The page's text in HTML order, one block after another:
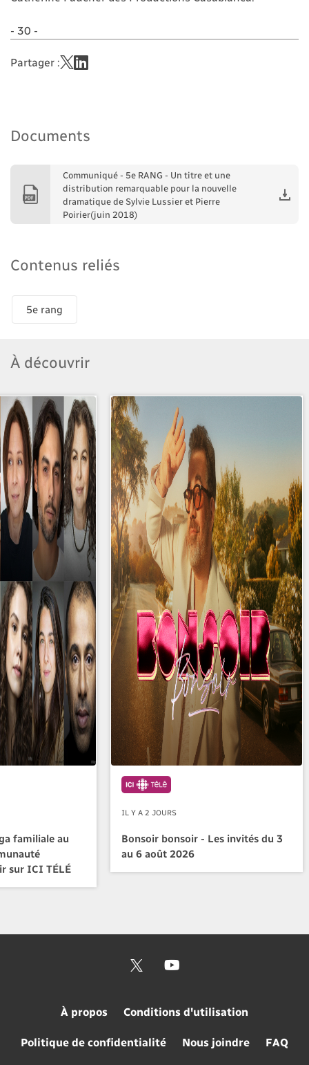
- 30 -
Partager :
Documents
Communiqué - 5e RANG - Un titre et une
distribution remarquable pour la nouvelle
dramatique de Sylvie Lussier et Pierre
Poirier(juin 2018)
Contenus reliés
5e rang
À découvrir
familiale au
sur ICI TÉLÉ
IL Y A 2 JOURS
Bonsoir bonsoir - Les invités du 3
au 6 août 2026
À propos Conditions d'utilisation
Politique de confidentialité Nous joindre FAQ